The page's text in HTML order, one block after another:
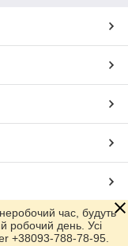
час, будуть
робочий день. Усі
+38093-788-78-95.